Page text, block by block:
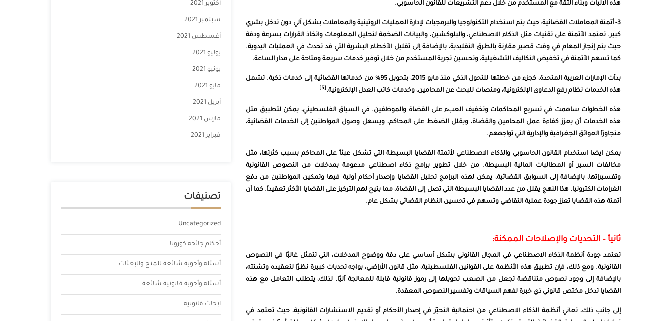
هذه الاليات وبناء الثقة مع المستخدم من خلال دعم التشريعات للقانون الحاسوبي.
3- أتمتة المعاملات القضائية:
حيث يتم استخدام التكنولوجيا والبرمجيات لإدارة العمليات الروتينية والمعاملات بشكل آلي دون تدخل بشري
كبير. تعتمد الأتمتة على تقنيات مثل الذكاء الاصطناعي، والبلوكشين، والبيانات الضخمة لتحليل المعلومات واتخاذ القرارات بسرعة ودقة
حيث يتم إنجاز المهام في وقت قصير مقارنة بالطرق التقليدية، بالإضافة إلى تقليل الأخطاء البشرية التي قد تحدث في العمليات اليدوية.
كما تسهم الأتمتة في تخفيض التكاليف التشغيلية، وتحسين تجربة المستخدم من خلال توفير خدمات سريعة ومتاحة على مدار الساعة.
بدأت الإمارات العربية المتحدة، كجزء من خطتها للتحول الذكي منذ مايو 2015، بتحويل 95% من خدماتها القضائية إلى خدمات ذكية. تشمل
هذه الخدمات نظام رفع الدعاوى الإلكترونية، ومنصات للبحث عن المحامين، وخدمات كاتب العدل الإلكترونية. [5]
هذه الخطوات ساهمت في تسريع المحاكمات وتخفيف العبء على القضاة والموظفين. في السياق الفلسطيني، يمكن لتطبيق مثل
هذه الخدمات أن يعزز كفاءة عمل المحامين والقضاة، ويقلل الضغط على المحاكم، ويسهل وصول المواطنين إلى الخدمات القضائية،
متجاوزاً العوائق الجغرافية والإدارية التي تواجههم.
يمكن ايضا استخدام القانون الحاسوبي والذكاء الاصطناعي لأتمتة القضايا البسيطة التي تشكل عبئاً على المحاكم بسبب كثرتها، مثل
مخالفات السير أو المطالبات المالية البسيطة. من خلال تطوير برامج ذكاء اصطناعي مدعومة بمدخلات من النصوص القانونية
وتفسيراتها، بالإضافة إلى السوابق القضائية، يمكن لهذه البرامج تحليل القضايا وإصدار أحكام أولية فيها وتمكين المواطنين من دفع
الغرامات الكترونيا. هذا النهج يقلل من عدد القضايا البسيطة التي تصل إلى القضاة، مما يتيح لهم التركيز على القضايا الأكثر تعقيداً. كما أن
أتمتة هذه القضايا تعزز جودة عملية التقاضي وتسهم في تحسين النظام القضائي بشكل عام.
ثانياً – التحديات والإصلاحات الممكنة:
تعتمد جودة أنظمة الذكاء الاصطناعي في المجال القانوني بشكل أساسي على دقة ووضوح المدخلات، التي تتمثل غالبًا في النصوص
القانونية. ومع ذلك، فإن تطبيق هذه الأنظمة على القوانين الفلسطينية، مثل قانون الأراضي، يواجه تحديات كبيرة نظرًا لتعقيده وتشتته،
بالإضافة إلى وجود نصوص متناقضة تجعل من الصعب تحويلها إلى رموز قانونية قابلة للمعالجة آليًا. لذلك، يتطلب التعامل مع هذه
القضايا تدخل مختص قانوني ذي خبرة لفهم السياقات وتفسير النصوص المعقدة.
إلى جانب ذلك، تعاني أنظمة الذكاء الاصطناعي من احتمالية التحيّز في إصدار الأحكام أو تقديم الاستشارات القانونية، حيث تعتمد في
أكتوبر 2021
سبتمبر 2021
أغسطس 2021
يوليو 2021
يونيو 2021
مايو 2021
أبريل 2021
مارس 2021
فبراير 2021
تصنيفات
Uncategorized
أحكام جائحة كورونا
أسئلة وأجوبة شائعة للمنح والبعثات
أسئلة وأجوبة قانونية شائعة
ابحاث قانونية